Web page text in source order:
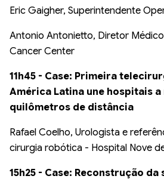
Eric Gaigher, Superintendente
Antonio Antonietto, Diretor
Cancer Center
11h45 - Case: Primeira
América Latina une hospitais a
quilômetros de distância
Rafael Coelho, Urologista e
cirurgia robótica - Hospital Nove
15h25 - Case: Reconstrução da